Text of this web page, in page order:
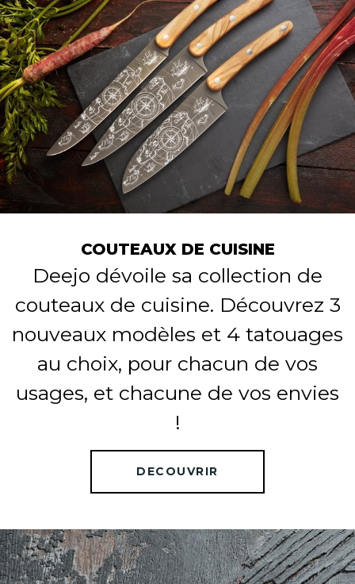
COUTEAUX DE CUISINE
Deejo dévoile sa collection de
couteaux de cuisine. Découvrez 3
nouveaux modèles et 4 tatouages
au choix, pour chacun de vos
usages, et chacune de vos envies
!
DECOUVRIR